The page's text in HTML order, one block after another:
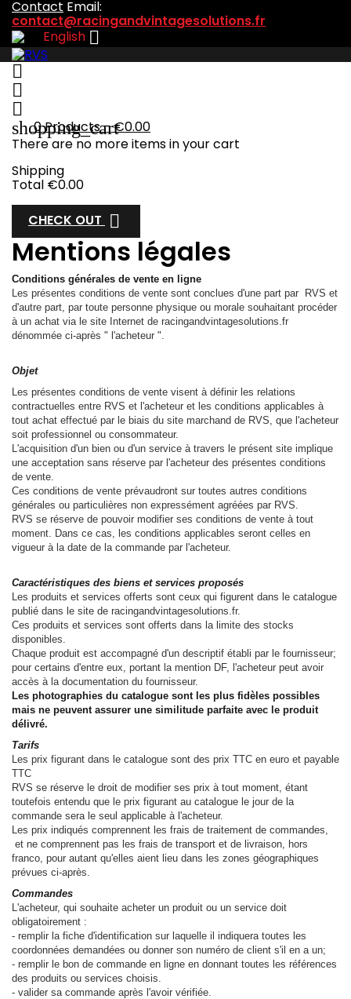
Contact Email:
contact@racingandvintagesolutions.fr
English 



shopping_cart
0Products - €0.00
There are no more items in your cart
Shipping
Total €0.00
CHECK OUT 
Mentions légales
Conditions générales de vente en ligne
Les présentes conditions de vente sont conclues d'une part par RVS et
d'autre part, par toute personne physique ou morale souhaitant procéder
à un achat via le site Internet de racingandvintagesolutions.fr
dénommée ci-après " l'acheteur ".
Objet
Les présentes conditions de vente visent à définir les relations
contractuelles entre RVS et l'acheteur et les conditions applicables à
tout achat effectué par le biais du site marchand de RVS, que l'acheteur
soit professionnel ou consommateur.
L'acquisition d'un bien ou d'un service à travers le présent site implique
une acceptation sans réserve par l'acheteur des présentes conditions
de vente.
Ces conditions de vente prévaudront sur toutes autres conditions
générales ou particulières non expressément agréées par RVS.
RVS se réserve de pouvoir modifier ses conditions de vente à tout
moment. Dans ce cas, les conditions applicables seront celles en
vigueur à la date de la commande par l'acheteur.
Caractéristiques des biens et services proposés
Les produits et services offerts sont ceux qui figurent dans le catalogue
publié dans le site de racingandvintagesolutions.fr.
Ces produits et services sont offerts dans la limite des stocks
disponibles.
Chaque produit est accompagné d'un descriptif établi par le fournisseur;
pour certains d'entre eux, portant la mention DF, l'acheteur peut avoir
accès à la documentation du fournisseur.
Les photographies du catalogue sont les plus fidèles possibles
mais ne peuvent assurer une similitude parfaite avec le produit
délivré.
Tarifs
Les prix figurant dans le catalogue sont des prix TTC en euro et payable
TTC
RVS se réserve le droit de modifier ses prix à tout moment, étant
toutefois entendu que le prix figurant au catalogue le jour de la
commande sera le seul applicable à l'acheteur.
Les prix indiqués comprennent les frais de traitement de commandes,
et ne comprennent pas les frais de transport et de livraison, hors
franco, pour autant qu'elles aient lieu dans les zones géographiques
prévues ci-après.
Commandes
L'acheteur, qui souhaite acheter un produit ou un service doit
obligatoirement :
- remplir la fiche d'identification sur laquelle il indiquera toutes les
coordonnées demandées ou donner son numéro de client s'il en a un;
- remplir le bon de commande en ligne en donnant toutes les références
des produits ou services choisis.
- valider sa commande après l'avoir vérifiée.